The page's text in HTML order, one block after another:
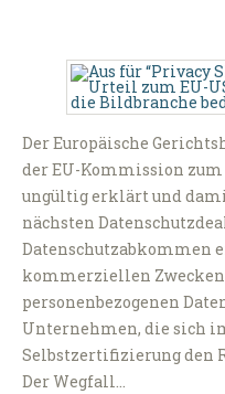
Der Europäische
der EU-Kommission
ungültig erklärt und
nächsten
Datenschutzabkommen
kommerziellen
personenbezogenen
Unternehmen, die sich
Selbstzertifizierung den
Der Wegfall…